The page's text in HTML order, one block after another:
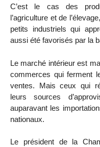
C’est le cas des
l’agriculture et de
petits industriels qui
aussi été favorisés par la
Le marché intérieur est
commerces qui ferment
ventes. Mais ceux qui
leurs sources
auparavant les
nationaux.
Le président de la